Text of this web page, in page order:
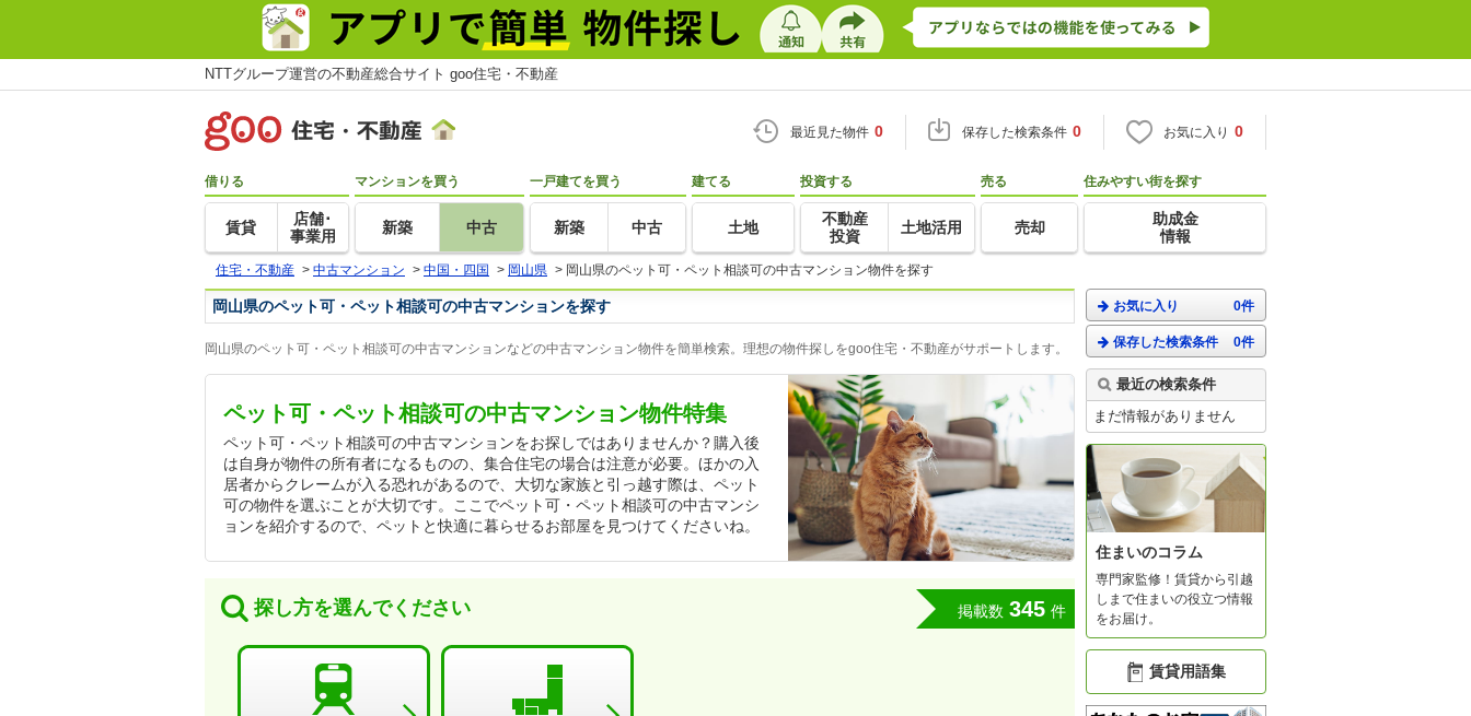
NTTグループ運営の不動産総合サイト goo住宅・不動産
最近見た物件 0 保存した検索条件 0 お気に入り 0
借りる
賃貸
店舗･
事業用
マンションを買う
新築 中古
一戸建てを買う
新築 中古
建てる
土地
投資する
不動産
投資
土地活用
売る
売却
住みやすい街を探す
助成金
情報
住宅・不動産 > 中古マンション > 中国・四国 > 岡山県 > 岡山県のペット可・ペット相談可の中古マンション物件を探す
岡山県のペット可・ペット相談可の中古マンションを探す
岡山県のペット可・ペット相談可の中古マンションなどの中古マンション物件を簡単検索。理想の物件探しをgoo住宅・不動産がサポートします。
ペット可・ペット相談可の中古マンション物件特集
ペット可・ペット相談可の中古マンションをお探しではありませんか？購入後
は自身が物件の所有者になるものの、集合住宅の場合は注意が必要。ほかの入
居者からクレームが入る恐れがあるので、大切な家族と引っ越す際は、ペット
可の物件を選ぶことが大切です。ここでペット可・ペット相談可の中古マンシ
ョンを紹介するので、ペットと快適に暮らせるお部屋を見つけてくださいね。
探し方を選んでください 掲載数 345 件
お気に入り 0件
保存した検索条件 0件
最近の検索条件
まだ情報がありません
住まいのコラム
専門家監修！賃貸から引越
しまで住まいの役立つ情報
をお届け。
賃貸用語集